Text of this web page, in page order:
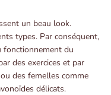
un beau look.
types. Par conséquent,
fonctionnement du
des exercices et par
des femelles comme
délicats.